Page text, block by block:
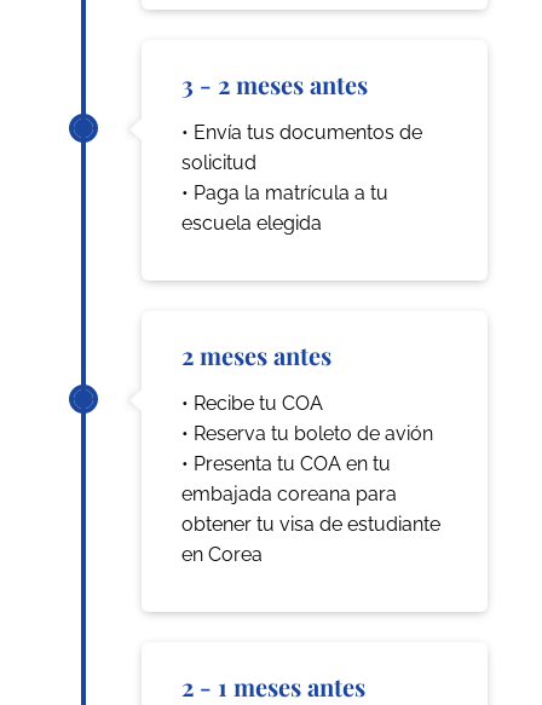
3 - 2 meses antes
• Envía tus documentos de
solicitud
• Paga la matrícula a tu
escuela elegida
2 meses antes
• Recibe tu COA
• Reserva tu boleto de avión
• Presenta tu COA en tu
embajada coreana para
obtener tu visa de estudiante
en Corea
2 - 1 meses antes